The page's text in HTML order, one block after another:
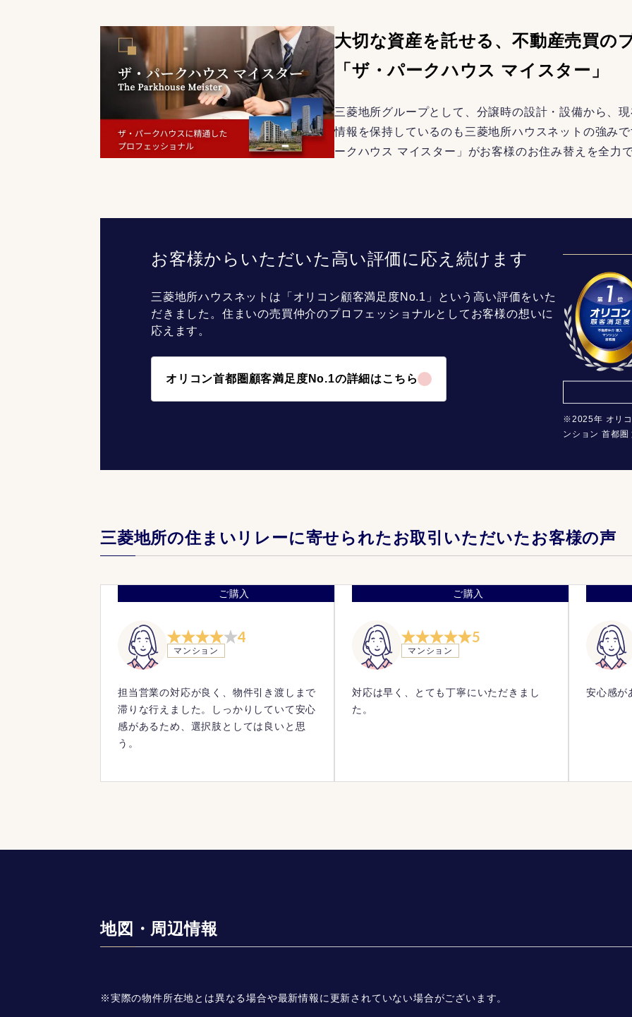
大切な資産を託せる、不動産売買の
「ザ・パークハウス マイスター」
三菱地所グループとして、分譲時の設計・設備から、
情報を保持しているのも三菱地所ハウスネットの強み
ークハウス マイスター」がお客様のお住み替えを全力
お客様からいただいた高い評価に応え続けます
三菱地所ハウスネットは「オリコン顧客満足度No.1」という高い評価をいた
だきました。住まいの売買仲介のプロフェッショナルとしてお客様の想いに
応えます。
オリコン首都圏顧客満足度No.1の詳細はこちら
※2025年 オリ
ンション 首都圏
三菱地所の住まいリレーに寄せられたお取引いただいたお客様の声
ご購入
4
マンション
担当営業の対応が良く、物件引き渡しまで
滞りな行えました。しっかりしていて安心
感があるため、選択肢としては良いと思
う。
ご購入
5
マンション
対応は早く、とても丁寧にいただきまし
た。
安心感が
地図・周辺情報
※実際の物件所在地とは異なる場合や最新情報に更新されていない場合がございます。